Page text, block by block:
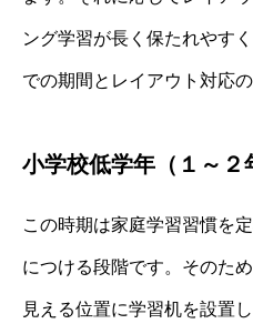
ング学習が長く保たれやす
での期間とレイアウト対応の
小学校低学年（１～２
この時期は家庭学習習慣を
につける段階です。そのた
見える位置に学習机を設置